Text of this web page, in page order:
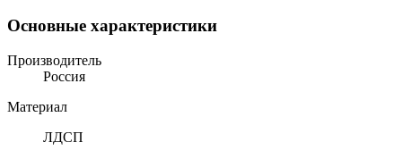
Основные характеристики
Производитель
Россия
Материал
ЛДСП